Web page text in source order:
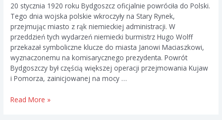
20 stycznia 1920 roku Bydgoszcz oficjalnie powróciła do Polski.
Tego dnia wojska polskie wkroczyły na Stary Rynek,
przejmując miasto z rąk niemieckiej administracji. W
przeddzień tych wydarzeń niemiecki burmistrz Hugo Wolff
przekazał symboliczne klucze do miasta Janowi Maciaszkowi,
wyznaczonemu na komisarycznego prezydenta. Powrót
Bydgoszczy był częścią większej operacji przejmowania Kujaw
i Pomorza, zainicjowanej na mocy …
Bydgoszcz
Read More »